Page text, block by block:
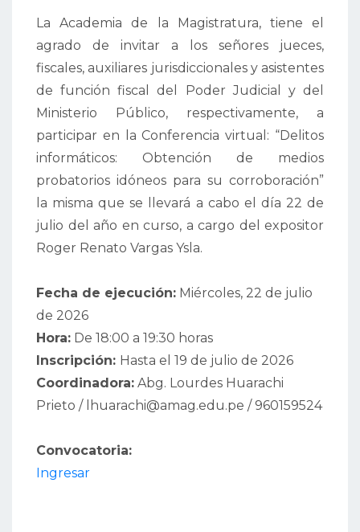
La Academia de la Magistratura, tiene el
agrado de invitar a los señores jueces,
fiscales, auxiliares jurisdiccionales y asistentes
de función fiscal del Poder Judicial y del
Ministerio Público, respectivamente, a
participar en la Conferencia virtual: “Delitos
informáticos: Obtención de medios
probatorios idóneos para su corroboración”
la misma que se llevará a cabo el día 22 de
julio del año en curso, a cargo del expositor
Roger Renato Vargas Ysla.
Fecha de ejecución: Miércoles, 22 de julio
de 2026
Hora: De 18:00 a 19:30 horas
Inscripción: Hasta el 19 de julio de 2026
Coordinadora: Abg. Lourdes Huarachi
Prieto / lhuarachi@amag.edu.pe / 960159524
Convocatoria:
Ingresar